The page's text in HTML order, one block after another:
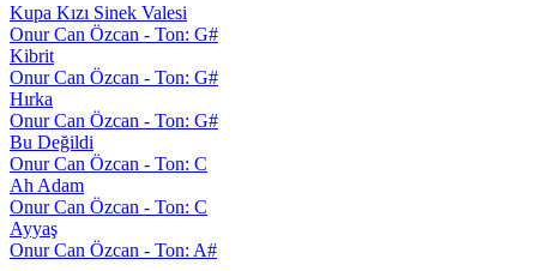
Kupa Kızı Sinek Valesi
Onur Can Özcan - Ton: G#
Kibrit
Onur Can Özcan - Ton: G#
Hırka
Onur Can Özcan - Ton: G#
Bu Değildi
Onur Can Özcan - Ton: C
Ah Adam
Onur Can Özcan - Ton: C
Ayyaş
Onur Can Özcan - Ton: A#